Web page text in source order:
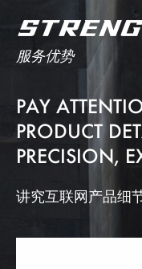
服务优势
PAY
PRODUCT
PRECISION,
讲究互联网产品细